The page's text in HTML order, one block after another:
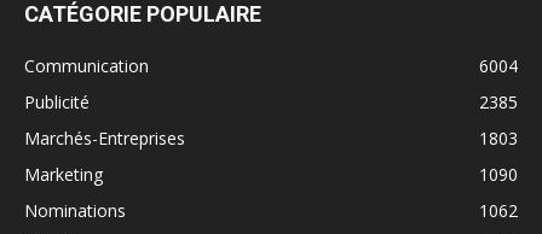
CATÉGORIE POPULAIRE
Communication
6004
Publicité
2385
Marchés-Entreprises
1803
Marketing
1090
Nominations
1062